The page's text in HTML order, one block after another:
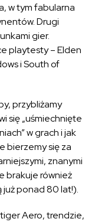
w tym fabularna
Drugi
gier.
playtesty – Elden
i South of
przybliżamy
się „uśmiechnięte
w grach i jak
bierzemy się za
znanymi
brakuje również
już ponad 80 lat!).
Aero, trendzie,